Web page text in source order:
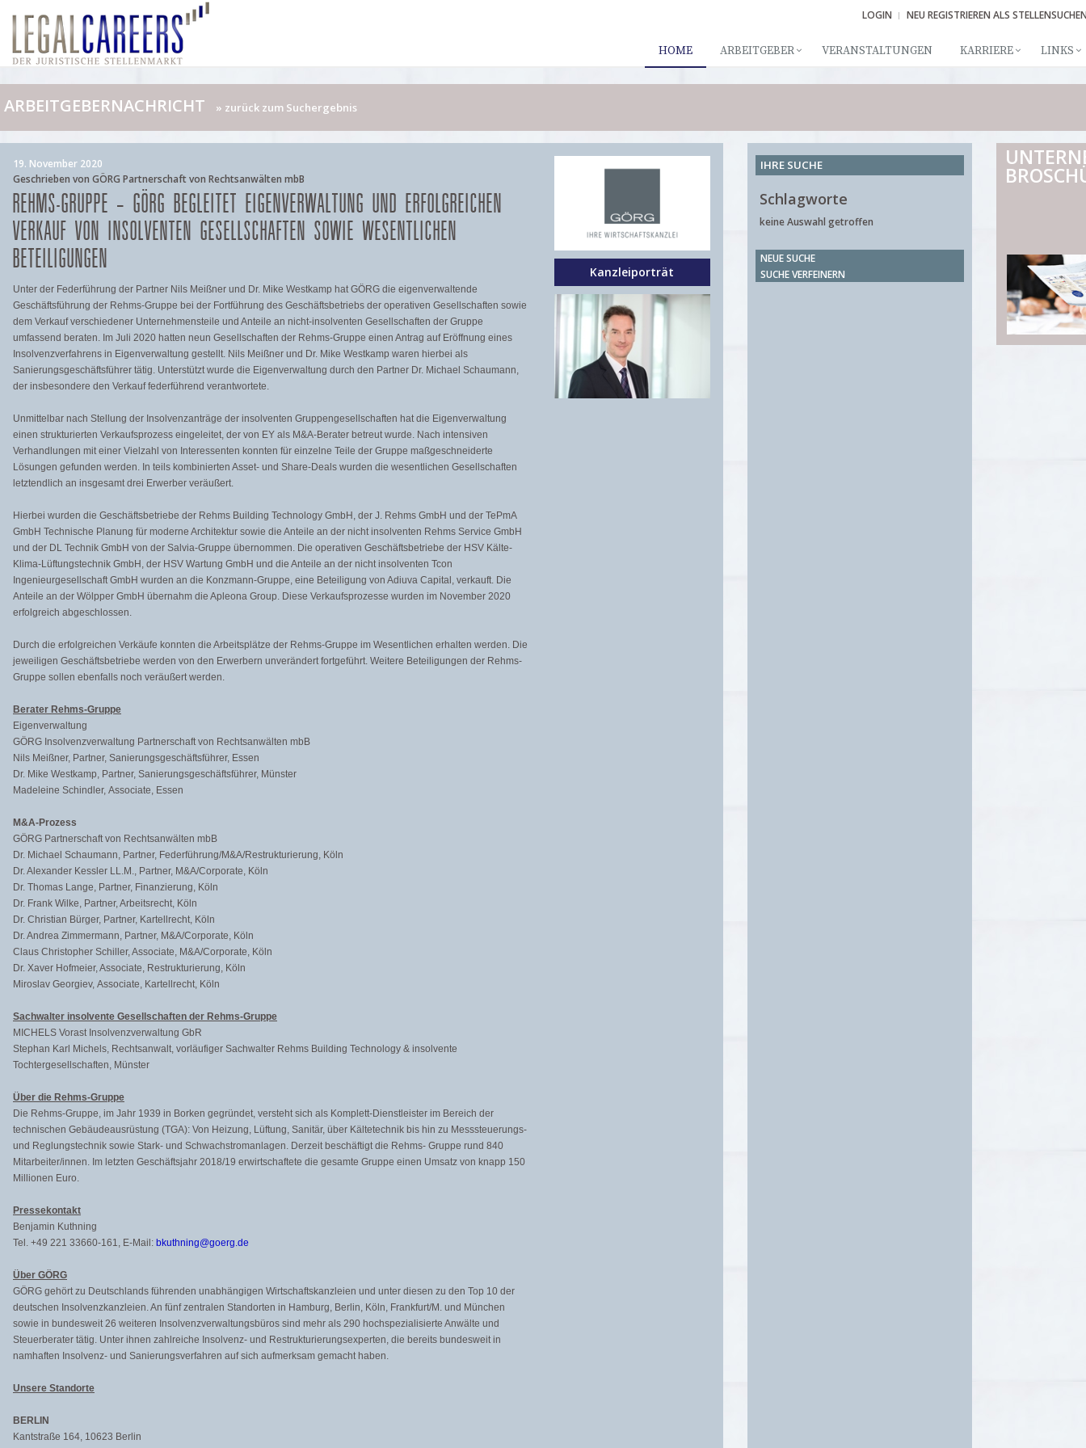
LOGIN NEU REGISTRIEREN ALS
HOME ARBEITGEBER VERANSTALTUNGEN KARRIERE LINKS
ARBEITGEBERNACHRICHT » zurück zum Suchergebnis
19. November 2020
Geschrieben von GÖRG Partnerschaft von Rechtsanwälten mbB
REHMS-GRUPPE – GÖRG BEGLEITET EIGENVERWALTUNG UND ERFOLGREICHEN
VERKAUF VON INSOLVENTEN GESELLSCHAFTEN SOWIE WESENTLICHEN
BETEILIGUNGEN
Unter der Federführung der Partner Nils Meißner und Dr. Mike Westkamp hat GÖRG die eigenverwaltende
Geschäftsführung der Rehms-Gruppe bei der Fortführung des Geschäftsbetriebs der operativen Gesellschaften sowie
dem Verkauf verschiedener Unternehmensteile und Anteile an nicht-insolventen Gesellschaften der Gruppe
umfassend beraten. Im Juli 2020 hatten neun Gesellschaften der Rehms-Gruppe einen Antrag auf Eröffnung eines
Insolvenzverfahrens in Eigenverwaltung gestellt. Nils Meißner und Dr. Mike Westkamp waren hierbei als
Sanierungsgeschäftsführer tätig. Unterstützt wurde die Eigenverwaltung durch den Partner Dr. Michael Schaumann,
der insbesondere den Verkauf federführend verantwortete.
Unmittelbar nach Stellung der Insolvenzanträge der insolventen Gruppengesellschaften hat die Eigenverwaltung
einen strukturierten Verkaufsprozess eingeleitet, der von EY als M&A-Berater betreut wurde. Nach intensiven
Verhandlungen mit einer Vielzahl von Interessenten konnten für einzelne Teile der Gruppe maßgeschneiderte
Lösungen gefunden werden. In teils kombinierten Asset- und Share-Deals wurden die wesentlichen Gesellschaften
letztendlich an insgesamt drei Erwerber veräußert.
Hierbei wurden die Geschäftsbetriebe der Rehms Building Technology GmbH, der J. Rehms GmbH und der TePmA
GmbH Technische Planung für moderne Architektur sowie die Anteile an der nicht insolventen Rehms Service GmbH
und der DL Technik GmbH von der Salvia-Gruppe übernommen. Die operativen Geschäftsbetriebe der HSV Kälte-
Klima-Lüftungstechnik GmbH, der HSV Wartung GmbH und die Anteile an der nicht insolventen Tcon
Ingenieurgesellschaft GmbH wurden an die Konzmann-Gruppe, eine Beteiligung von Adiuva Capital, verkauft. Die
Anteile an der Wölpper GmbH übernahm die Apleona Group. Diese Verkaufsprozesse wurden im November 2020
erfolgreich abgeschlossen.
Durch die erfolgreichen Verkäufe konnten die Arbeitsplätze der Rehms-Gruppe im Wesentlichen erhalten werden. Die
jeweiligen Geschäftsbetriebe werden von den Erwerbern unverändert fortgeführt. Weitere Beteiligungen der Rehms-
Gruppe sollen ebenfalls noch veräußert werden.
Berater Rehms-Gruppe
Eigenverwaltung
GÖRG Insolvenzverwaltung Partnerschaft von Rechtsanwälten mbB
Nils Meißner, Partner, Sanierungsgeschäftsführer, Essen
Dr. Mike Westkamp, Partner, Sanierungsgeschäftsführer, Münster
Madeleine Schindler, Associate, Essen
M&A-Prozess
GÖRG Partnerschaft von Rechtsanwälten mbB
Dr. Michael Schaumann, Partner, Federführung/M&A/Restrukturierung, Köln
Dr. Alexander Kessler LL.M., Partner, M&A/Corporate, Köln
Dr. Thomas Lange, Partner, Finanzierung, Köln
Dr. Frank Wilke, Partner, Arbeitsrecht, Köln
Dr. Christian Bürger, Partner, Kartellrecht, Köln
Dr. Andrea Zimmermann, Partner, M&A/Corporate, Köln
Claus Christopher Schiller, Associate, M&A/Corporate, Köln
Dr. Xaver Hofmeier, Associate, Restrukturierung, Köln
Miroslav Georgiev, Associate, Kartellrecht, Köln
Sachwalter insolvente Gesellschaften der Rehms-Gruppe
MICHELS Vorast Insolvenzverwaltung GbR
Stephan Karl Michels, Rechtsanwalt, vorläufiger Sachwalter Rehms Building Technology & insolvente
Tochtergesellschaften, Münster
Über die Rehms-Gruppe
Die Rehms-Gruppe, im Jahr 1939 in Borken gegründet, versteht sich als Komplett-Dienstleister im Bereich der
technischen Gebäudeausrüstung (TGA): Von Heizung, Lüftung, Sanitär, über Kältetechnik bis hin zu Messsteuerungs-
und Reglungstechnik sowie Stark- und Schwachstromanlagen. Derzeit beschäftigt die Rehms- Gruppe rund 840
Mitarbeiter/innen. Im letzten Geschäftsjahr 2018/19 erwirtschaftete die gesamte Gruppe einen Umsatz von knapp 150
Millionen Euro.
Pressekontakt
Benjamin Kuthning
Tel. +49 221 33660-161, E-Mail: bkuthning@goerg.de
Über GÖRG
GÖRG gehört zu Deutschlands führenden unabhängigen Wirtschaftskanzleien und unter diesen zu den Top 10 der
deutschen Insolvenzkanzleien. An fünf zentralen Standorten in Hamburg, Berlin, Köln, Frankfurt/M. und München
sowie in bundesweit 26 weiteren Insolvenzverwaltungsbüros sind mehr als 290 hochspezialisierte Anwälte und
Steuerberater tätig. Unter ihnen zahlreiche Insolvenz- und Restrukturierungsexperten, die bereits bundesweit in
namhaften Insolvenz- und Sanierungsverfahren auf sich aufmerksam gemacht haben.
Unsere Standorte
BERLIN
Kantstraße 164, 10623 Berlin
Kanzleiporträt
IHRE SUCHE
Schlagworte
keine Auswahl getroffen
NEUE SUCHE
SUCHE VERFEINERN